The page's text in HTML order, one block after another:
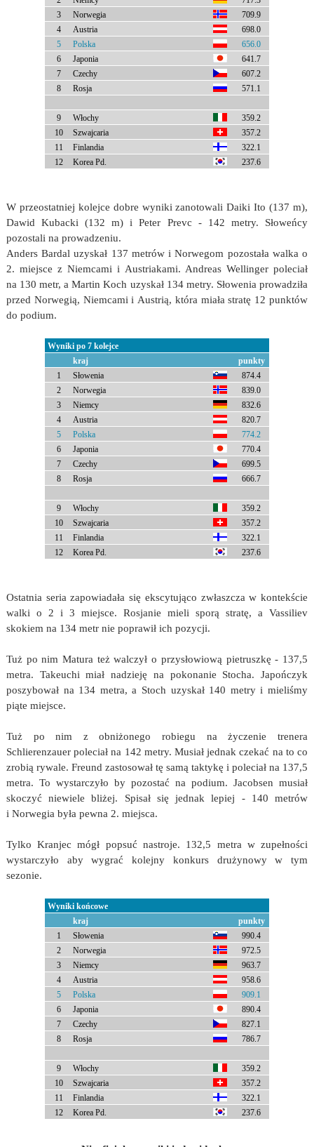
3
Norwegia
709.9
4
Austria
698.0
5
Polska
656.0
6
Japonia
641.7
7
Czechy
607.2
8
Rosja 571.1
9 Włochy
359.2
10
Szwajcaria
357.2
11
Finlandia
322.1
12
Korea Pd. 237.6
W przeostatniej kolejce dobre wyniki zanotowali Daiki Ito (137 m),
Dawid Kubacki (132 m) i Peter Prevc - 142 metry. Słoweńcy
pozostali na prowadzeniu.
Anders Bardal uzyskał 137 metrów i Norwegom pozostała walka o
2. miejsce z Niemcami i Austriakami. Andreas Wellinger poleciał
na 130 metr, a Martin Koch uzyskał 134 metry. Słowenia prowadziła
przed Norwegią, Niemcami i Austrią, która miała stratę 12 punktów
do podium.
Wyniki po 7 kolejce
kraj
punkty
1
Słowenia
874.4
2
Norwegia
839.0
3
Niemcy
832.6
4
Austria
820.7
5
Polska
774.2
6
Japonia
770.4
7
Czechy
699.5
8
Rosja 666.7
9 Włochy
359.2
10
Szwajcaria
357.2
11
Finlandia
322.1
12
Korea Pd. 237.6
Ostatnia seria zapowiadała się ekscytująco zwłaszcza w kontekście
walki o 2 i 3 miejsce. Rosjanie mieli sporą stratę, a Vassiliev
skokiem na 134 metr nie poprawił ich pozycji.
Tuż po nim Matura też walczył o przysłowiową pietruszkę - 137,5
metra. Takeuchi miał nadzieję na pokonanie Stocha. Japończyk
poszybował na 134 metra, a Stoch uzyskał 140 metry i mieliśmy
piąte miejsce.
Tuż po nim z obniżonego robiegu na życzenie trenera
Schlierenzauer poleciał na 142 metry. Musiał jednak czekać na to co
zrobią rywale. Freund zastosował tę samą taktykę i poleciał na 137,5
metra. To wystarczyło by pozostać na podium. Jacobsen musiał
skoczyć niewiele bliżej. Spisał się jednak lepiej - 140 metrów
i Norwegia była pewna 2. miejsca.
Tylko Kranjec mógł popsuć nastroje. 132,5 metra w zupełności
wystarczyło aby wygrać kolejny konkurs drużynowy w tym
sezonie.
Wyniki końcowe
kraj
punkty
1
Słowenia
990.4
2
Norwegia
972.5
3
Niemcy
963.7
4
Austria
958.6
5
Polska
909.1
6
Japonia
890.4
7
Czechy
827.1
8
Rosja 786.7
9 Włochy
359.2
10
Szwajcaria
357.2
11
Finlandia
322.1
12
Korea Pd. 237.6